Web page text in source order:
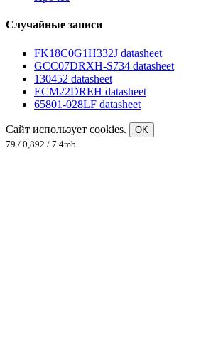
Случайные записи
FK18C0G1H332J datasheet
GCC07DRXH-S734 datasheet
130452 datasheet
ECM22DREH datasheet
65801-028LF datasheet
Сайт использует cookies.
OK
79 / 0,892 / 7.4mb